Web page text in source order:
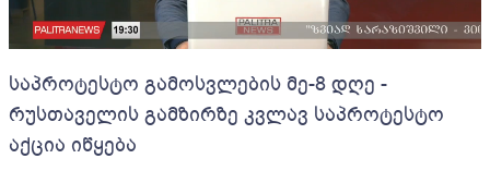
საპროტესტო გამოსვლების მე-8 დღე -
რუსთაველის გამზირზე კვლავ საპროტესტო
აქცია იწყება